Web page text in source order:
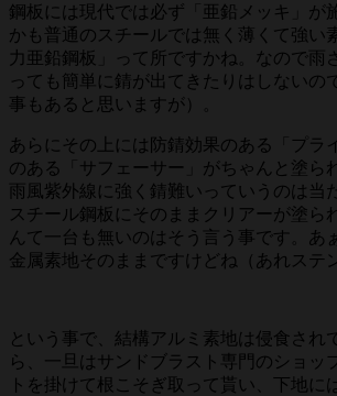
鋼板には現代では必ず「亜鉛メッキ」が
かも普通のスチールでは無く薄くて強い
力亜鉛鋼板」って所ですかね。なので雨
っても簡単に錆が出てきたりはしないの
事もあると思いますが）。
あらにその上には防錆効果のある「プラ
のある「サフェーサー」がちゃんと塗ら
雨風紫外線に強く錆難いっていうのは当
スチール鋼板にそのままクリアーが塗ら
んて一台も無いのはそう言う事です。あ
金属素地そのままですけどね（あれステ
という事で、結構アルミ素地は侵食され
ら、一旦はサンドブラスト専門のショッ
トを掛けて根こそぎ取って貰い、下地に